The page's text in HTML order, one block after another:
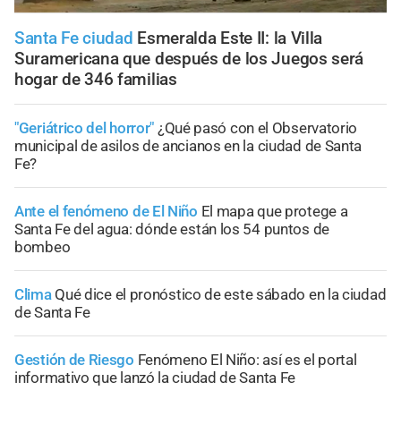
Santa Fe ciudad Esmeralda Este II: la Villa
Suramericana que después de los Juegos será
hogar de 346 familias
"Geriátrico del horror" ¿Qué pasó con el Observatorio
municipal de asilos de ancianos en la ciudad de Santa
Fe?
Ante el fenómeno de El Niño El mapa que protege a
Santa Fe del agua: dónde están los 54 puntos de
bombeo
Clima Qué dice el pronóstico de este sábado en la ciudad
de Santa Fe
Gestión de Riesgo Fenómeno El Niño: así es el portal
informativo que lanzó la ciudad de Santa Fe